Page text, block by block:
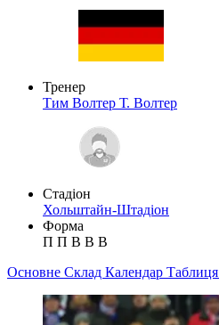
Тренер
Тим Волтер Т. Волтер
Стадіон
Хольштайн-Штадіон
Форма
П П В В В
Основне Склад Календар Таблиця